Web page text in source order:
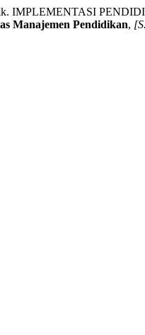
IMPLEMENTASI
Manajemen Pendidikan,